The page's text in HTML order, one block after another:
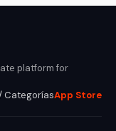
platform for
CategoríasApp Store